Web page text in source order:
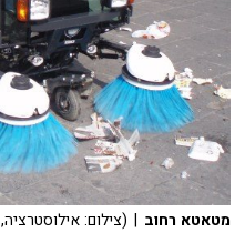
מטאטא רחוב | (צילום: אילוסטרציה, ingimage)